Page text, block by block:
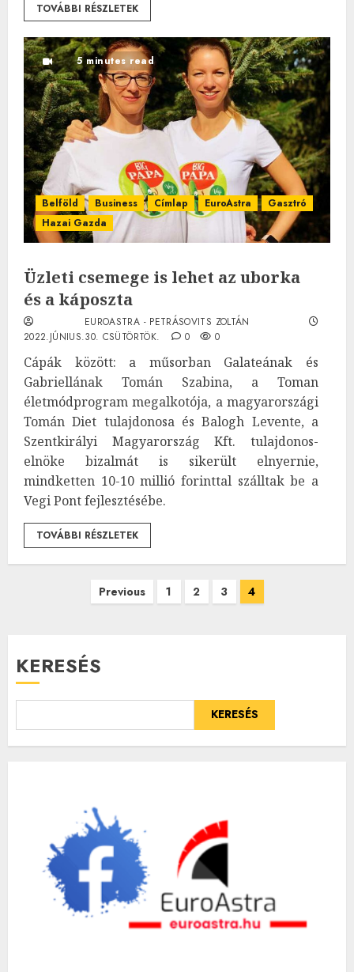
TOVÁBBI RÉSZLETEK
5 minutes read
Belföld Business Címlap EuroAstra
Gasztró
Hazai Gazda
Üzleti csemege is lehet az uborka
és a káposzta
EUROASTRA - PETRÁSOVITS ZOLTÁN
2022.JÚNIUS.30. CSÜTÖRTÖK.
0 0
Cápák között: a műsorban Galateának és
Gabriellának Tomán Szabina, a Toman
életmódprogram megalkotója, a magyarországi
Tomán Diet tulajdonosa és Balogh Levente, a
Szentkirályi Magyarország Kft. tulajdonos-
elnöke bizalmát is sikerült elnyernie,
mindketten 10-10 millió forinttal szálltak be a
Vegi Pont fejlesztésébe.
TOVÁBBI RÉSZLETEK
Bejegyzések
Previous 1 2 3 4
KERESÉS
KERESÉS